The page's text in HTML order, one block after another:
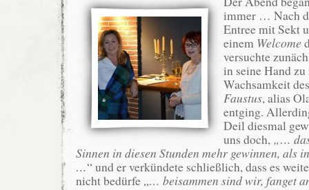
immer … Nach
Entree mit Sekt
einem Welcome
versuchte
in seine Hand
Wachsamkeit
Faustus, alias
entging.
Deil diesmal
uns doch, „…
Sinnen in diesen Stunden mehr gewinnen, als
…“ und er verkündete schließlich, dass es
nicht bedürfe „… beisammen sind wir, fanget